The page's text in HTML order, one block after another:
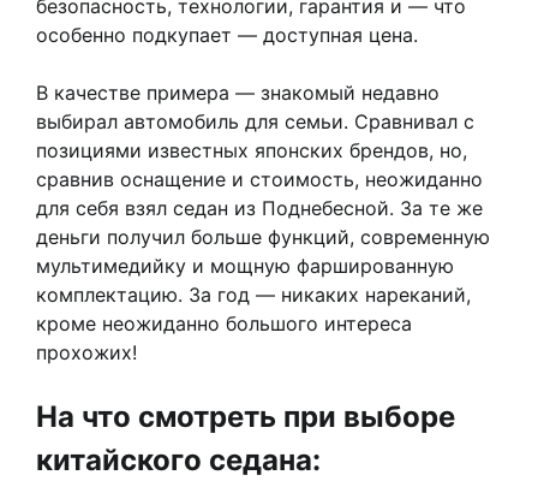
безопасность, технологии, гарантия и — что
особенно подкупает — доступная цена.
В качестве примера — знакомый недавно
выбирал автомобиль для семьи. Сравнивал с
позициями известных японских брендов, но,
сравнив оснащение и стоимость, неожиданно
для себя взял седан из Поднебесной. За те же
деньги получил больше функций, современную
мультимедийку и мощную фаршированную
комплектацию. За год — никаких нареканий,
кроме неожиданно большого интереса
прохожих!
На что смотреть при выборе
китайского седана: